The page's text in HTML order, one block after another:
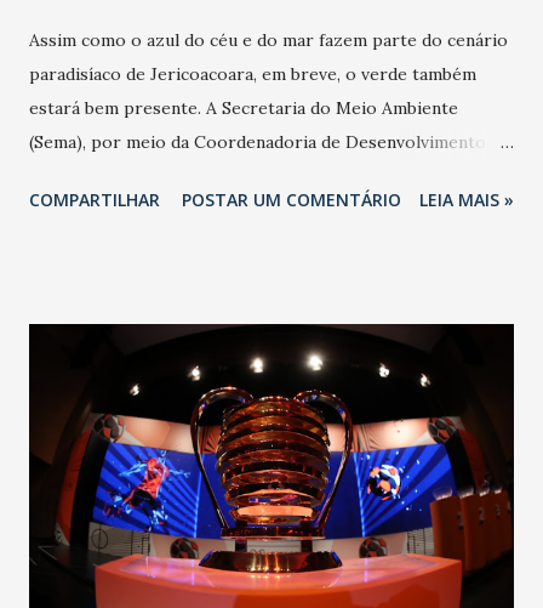
Assim como o azul do céu e do mar fazem parte do cenário
paradisíaco de Jericoacoara, em breve, o verde também
estará bem presente. A Secretaria do Meio Ambiente
(Sema), por meio da Coordenadoria de Desenvolvimento
sustentabilidade ambiental no município de Jijoca de
econômica e ambiental, base para o desenvolvimento
sustentável, às suas ações”, diz o secretário cearense de
Meio Ambiente, Artur Bruno. Nesta sexta-feira (29), no Polo
de Jericoacoara, aconteceu o primeiro workshop Selo
Empresa Sustentável. “O encontro é dirigido aos
representantes de empresas que se disponibilizarem a
participar”, informa a facilitadora do encontro, Johanna
Braide, técnica da Codes. “A certificação – sem custo para o
COMPARTILHAR POSTAR UM COMENTÁRIO LEIA MAIS »